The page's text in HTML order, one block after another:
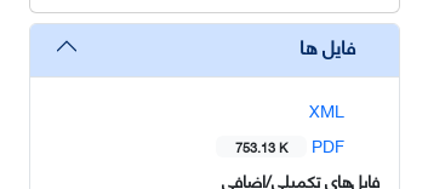
فایل ها
XML
PDF
753.13 K
فایل‌های تکمیلی/اضافی